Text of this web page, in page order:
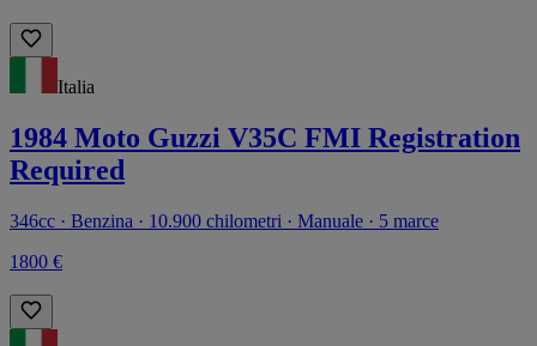
Italia
1984 Moto Guzzi V35C FMI Registration
Required
346cc · Benzina · 10.900 chilometri · Manuale · 5 marce
1800 €